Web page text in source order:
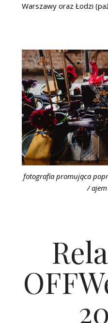
Warszawy oraz Łodzi
fotografia promująca
/